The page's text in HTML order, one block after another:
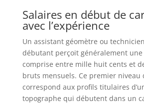
Salaires en début de
avec l’expérience
Un assistant géomètre ou
débutant perçoit généralement
comprise entre mille huit cents et
bruts mensuels. Ce premier niveau
correspond aux profils titulaires
topographe qui débutent dans un